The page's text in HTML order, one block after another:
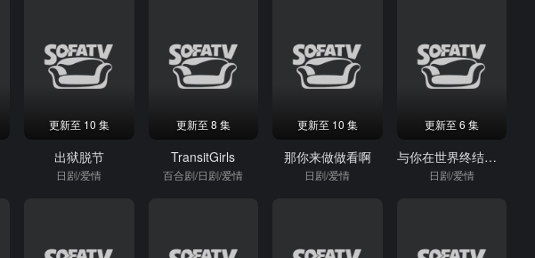
更新至 10 集
出狱脱节
日剧/爱情
更新至 8 集
TransitGirls
百合剧/日剧/爱情
更新至 10 集
那你来做做看啊
日剧/爱情
更新至 6 集
与你在世界终结之日第三季
日剧/爱情